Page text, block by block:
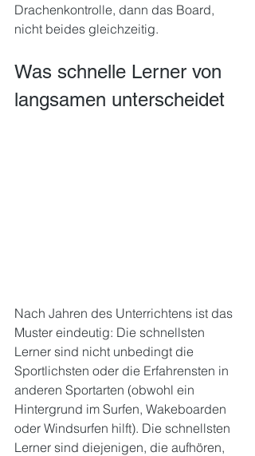
Drachenkontrolle, dann das Board,
nicht beides gleichzeitig.
Was schnelle Lerner von
langsamen unterscheidet
Nach Jahren des Unterrichtens ist das
Muster eindeutig: Die schnellsten
Lerner sind nicht unbedingt die
Sportlichsten oder die Erfahrensten in
anderen Sportarten (obwohl ein
Hintergrund im Surfen, Wakeboarden
oder Windsurfen hilft). Die schnellsten
Lerner sind diejenigen, die aufhören,